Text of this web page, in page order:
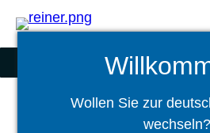
Scanners et produits
Wollen Sie zur
wechseln?